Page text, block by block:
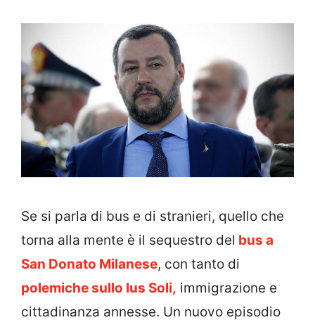
Se si parla di bus e di stranieri, quello che
torna alla mente è il sequestro del bus a
San Donato Milanese, con tanto di
polemiche sullo Ius Soli, immigrazione e
cittadinanza annesse. Un nuovo episodio